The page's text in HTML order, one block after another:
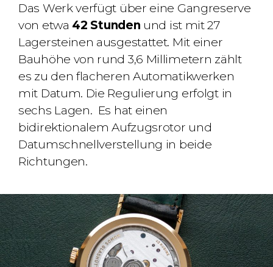
Das Werk verfügt über eine Gangreserve
von etwa 42 Stunden und ist mit 27
Lagersteinen ausgestattet. Mit einer
Bauhöhe von rund 3,6 Millimetern zählt
es zu den flacheren Automatikwerken
mit Datum. Die Regulierung erfolgt in
sechs Lagen. Es hat einen
bidirektionalem Aufzugsrotor und
Datumschnellverstellung in beide
Richtungen.